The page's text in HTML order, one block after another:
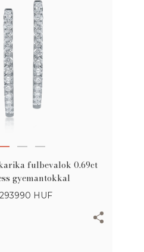
fulbevalok 0.69ct
gyemantokkal
HUF